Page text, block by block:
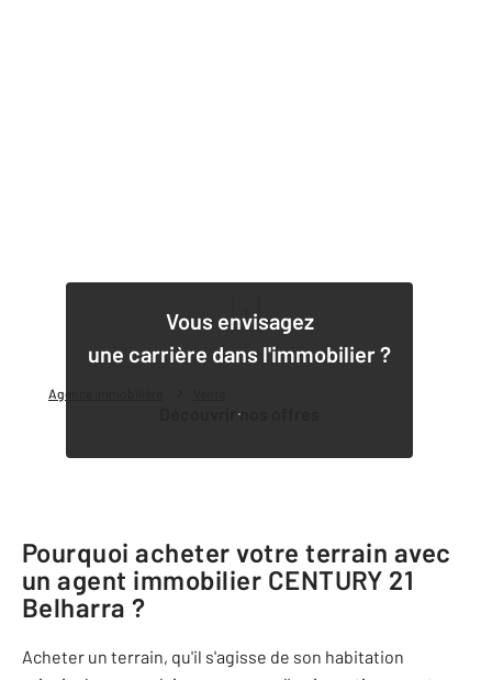
Agence immobilière
Vous envisagez
une carrière dans l'immobilier ?
Découvrir nos offres
Pourquoi acheter votre terrain avec
un agent immobilier CENTURY 21
Belharra ?
Acheter un terrain, qu'il s'agisse de son habitation